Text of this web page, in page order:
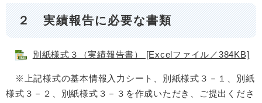
２ 実績報告に必要な書類
別紙様式３（実績報告書） [Excelファイル／384KB]
※上記様式の基本情報入力シート、別紙様式３－１、別紙
様式３－２、別紙様式３－３を作成いただき、ご提出くださ